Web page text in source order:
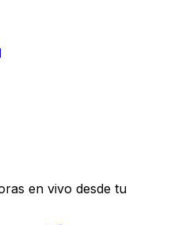
en vivo desde tu